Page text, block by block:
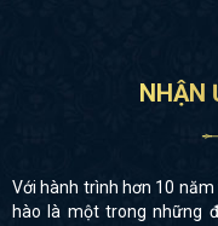
NHẬN
Với hành trình hơn 10
hào là một trong những